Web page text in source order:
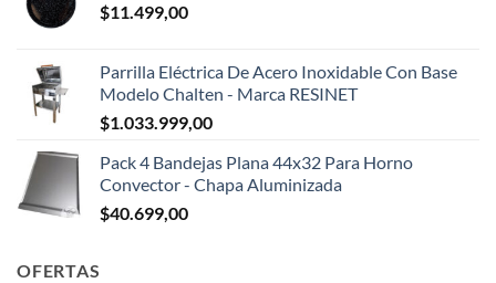
$11.499,00
Parrilla Eléctrica De Acero Inoxidable Con Base
Modelo Chalten - Marca RESINET
$1.033.999,00
Pack 4 Bandejas Plana 44x32 Para Horno
Convector - Chapa Aluminizada
$40.699,00
OFERTAS